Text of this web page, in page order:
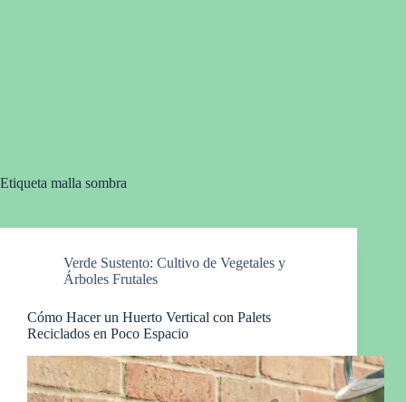
Etiqueta malla sombra
Verde Sustento: Cultivo de Vegetales y
Árboles Frutales
Cómo Hacer un Huerto Vertical con Palets
Reciclados en Poco Espacio